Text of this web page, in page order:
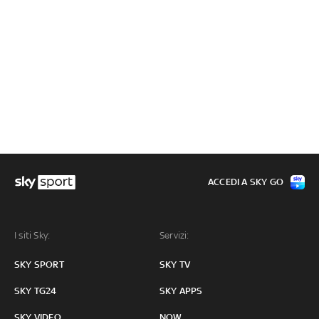
I siti Sky:
SKY SPORT
SKY TG24
Servizi:
SKY TV
SKY APPS
ACCEDI A SKY GO